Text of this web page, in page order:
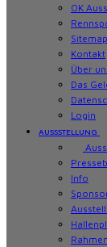
OK
Sitemap
Kontakt
Über
Das
Login
AUSSSTELLUNG
Info